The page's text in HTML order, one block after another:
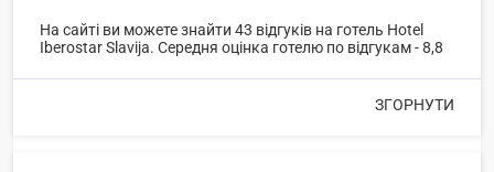
На сайті ви можете знайти 43 відгуків на готель Hotel
Iberostar Slavija. Середня оцінка готелю по відгукам - 8,8
ЗГОРНУТИ